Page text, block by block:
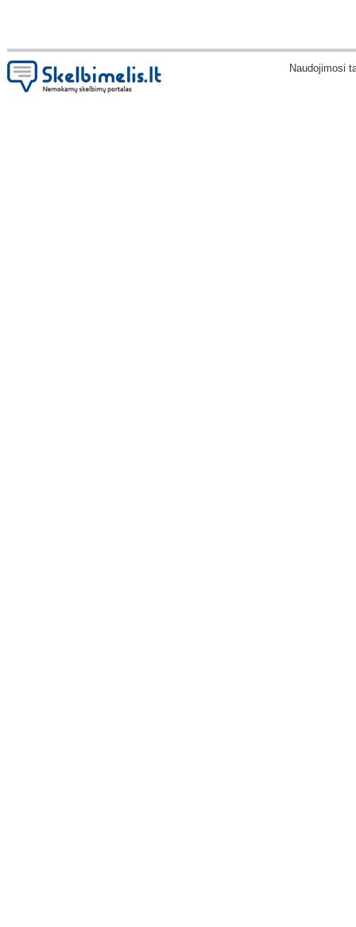
Naudojimosi